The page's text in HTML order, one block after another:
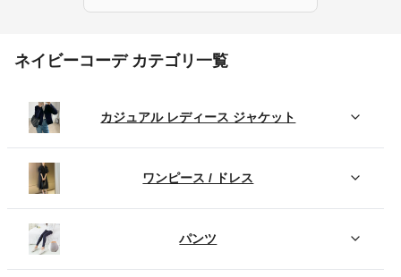
ネイビーコーデ カテゴリ一覧
カジュアル レディース ジャケット
ワンピース / ドレス
パンツ